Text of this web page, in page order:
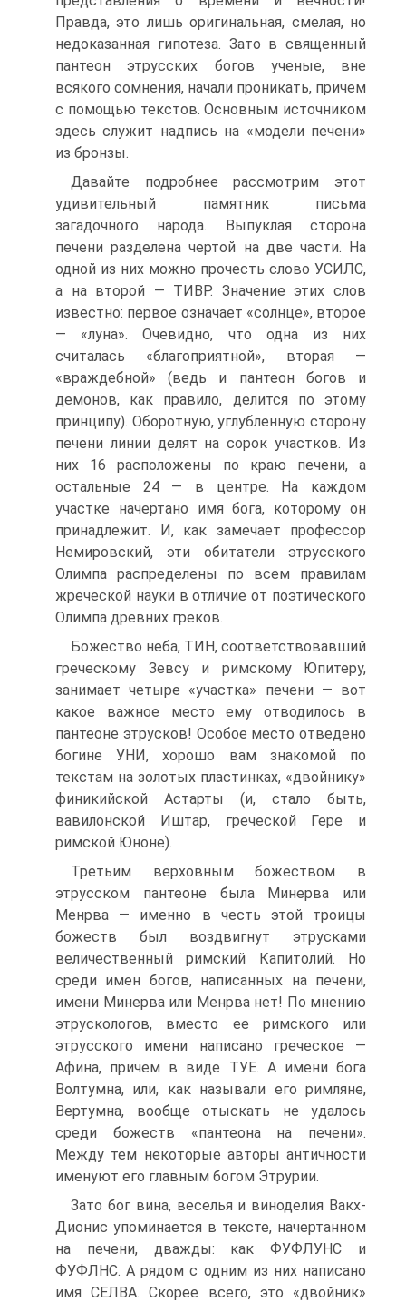
Правда, это лишь оригинальная, смелая, но
недоказанная гипотеза. Зато в священный
пантеон этрусских богов ученые, вне
всякого сомнения, начали проникать, причем
с помощью текстов. Основным источником
здесь служит надпись на «модели печени»
из бронзы.
Давайте подробнее рассмотрим этот
удивительный памятник письма
загадочного народа. Выпуклая сторона
печени разделена чертой на две части. На
одной из них можно прочесть слово УСИЛС,
а на второй — ТИВР. Значение этих слов
известно: первое означает «солнце», второе
— «луна». Очевидно, что одна из них
считалась «благоприятной», вторая —
«враждебной» (ведь и пантеон богов и
демонов, как правило, делится по этому
принципу). Оборотную, углубленную сторону
печени линии делят на сорок участков. Из
них 16 расположены по краю печени, а
остальные 24 — в центре. На каждом
участке начертано имя бога, которому он
принадлежит. И, как замечает профессор
Немировский, эти обитатели этрусского
Олимпа распределены по всем правилам
жреческой науки в отличие от поэтического
Олимпа древних греков.
Божество неба, ТИН, соответствовавший
греческому Зевсу и римскому Юпитеру,
занимает четыре «участка» печени — вот
какое важное место ему отводилось в
пантеоне этрусков! Особое место отведено
богине УНИ, хорошо вам знакомой по
текстам на золотых пластинках, «двойнику»
финикийской Астарты (и, стало быть,
вавилонской Иштар, греческой Гере и
римской Юноне).
Третьим верховным божеством в
этрусском пантеоне была Минерва или
Менрва — именно в честь этой троицы
божеств был воздвигнут этрусками
величественный римский Капитолий. Но
среди имен богов, написанных на печени,
имени Минерва или Менрва нет! По мнению
этрускологов, вместо ее римского или
этрусского имени написано греческое —
Афина, причем в виде ТУЕ. А имени бога
Волтумна, или, как называли его римляне,
Вертумна, вообще отыскать не удалось
среди божеств «пантеона на печени».
Между тем некоторые авторы античности
именуют его главным богом Этрурии.
Зато бог вина, веселья и виноделия Вакх-
Дионис упоминается в тексте, начертанном
на печени, дважды: как ФУФЛУНС и
ФУФЛНС. А рядом с одним из них написано
имя СЕЛВА. Скорее всего, это «двойник»